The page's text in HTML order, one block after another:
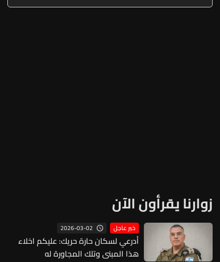
زوارنا يقرأون الآن
خبر عاجل 2026-03-02
أدرعي لسكان حارة حريك: عليكم اخلاء
هذا المبنى وتلك المجاورة له